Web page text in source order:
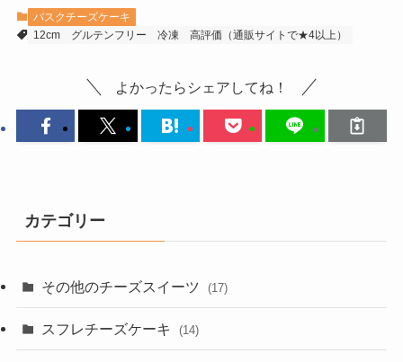
バスクチーズケーキ
12cm
グルテンフリー 冷凍 高評価（通販サイトで★4以上）
よかったらシェアしてね！
カテゴリー
その他のチーズスイーツ (17)
スフレチーズケーキ (14)